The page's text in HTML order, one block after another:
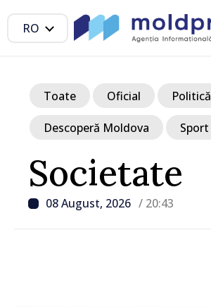
RO
Societate
08 August, 2026 / 20:43
Toate Oficial Politică
Descoperă Moldova Sport